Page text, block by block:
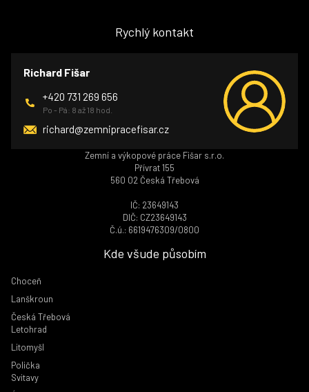
Rychlý kontakt
Richard Fišar
+420 731 269 656
Po - Pá: 8 až 18 hod.
richard@zemnipracefisar.cz
Zemní a výkopové práce Fišar s.r.o.
Přívrat 155
560 02 Česká Třebová
IČ: 23649143
DIČ: CZ23649143
Č.ú.: 6619476309/0800
Kde všude působím
Choceň
Lanškroun
Česká Třebová
Letohrad
Litomyšl
Polička
Svitavy